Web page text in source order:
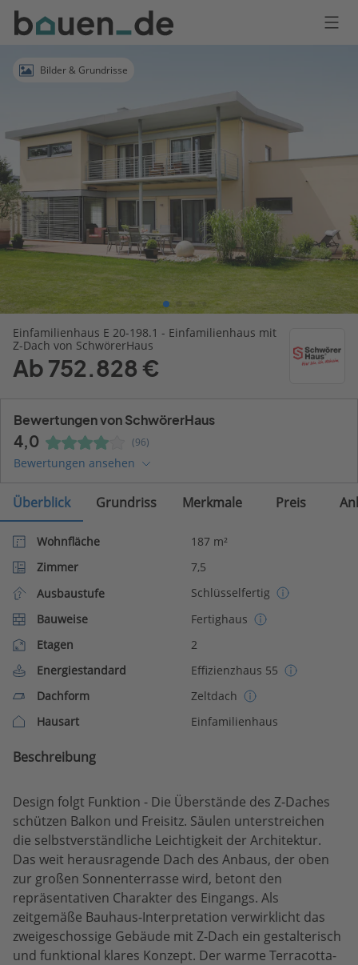
Bauen
Logo
Anmelden
Bilder & Grundrisse
Einfamilienhaus E 20-198.1 - Einfamilienhaus mit
Z-Dach von SchwörerHaus
Ab 752.828 €
Bewertungen von SchwörerHaus
4,0 (96)
Bewertungen ansehen
Überblick Grundriss Merkmale Preis
Wohnfläche
187 m²
Zimmer
7,5
Ausbaustufe
Schlüsselfertig
Bauweise
Fertighaus
Etagen
2
Energiestandard
Effizienzhaus 55
Dachform
Zeltdach
Hausart
Einfamilienhaus
Beschreibung
Design folgt Funktion - Die Überstände des Z-Daches
schützen Balkon und Freisitz. Säulen unterstreichen
die selbstverständliche Leichtigkeit der Architektur.
Das weit herausragende Dach des Anbaus, der oben
zur großen Sonnenterrasse wird, betont den
repräsentativen Charakter des Eingangs. Als
zeitgemäße Bauhaus-Interpretation verwirklicht das
zweigeschossige Gebäude mit Z-Dach ein gestalterisch
und funktional klares Konzept. Der warme Terracotta-